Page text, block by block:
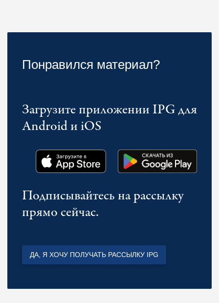
Понравился материал?
Загрузите приложении IPG для
Android и iOS
Подписывайтесь на рассылку
прямо сейчас.
ДА, Я ХОЧУ ПОЛУЧАТЬ РАССЫЛКУ IPG